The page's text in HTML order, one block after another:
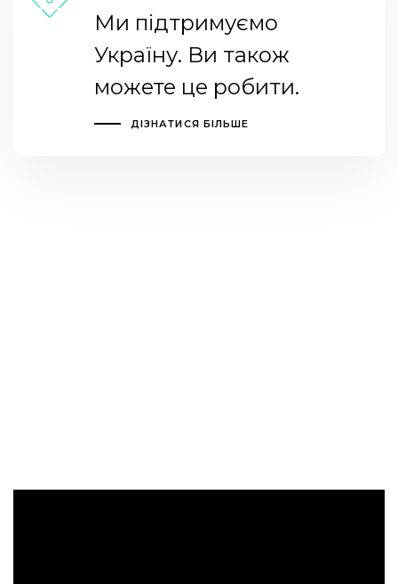
Ми підтримуємо
Україну. Ви також
можете це робити.
ДІЗНАТИСЯ БІЛЬШЕ